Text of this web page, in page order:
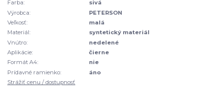
Farba:
sivá
Výrobca:
PETERSON
Veľkosť:
malá
Materiál:
syntetický materiál
Vnútro:
nedelené
Aplikácie:
čierne
Formát A4:
nie
Prídavné ramienko:
áno
Strážiť cenu / dostupnosť